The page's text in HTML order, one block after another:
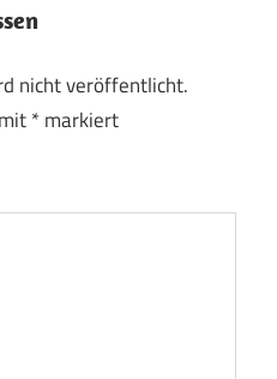
nicht veröffentlicht.
*markiert